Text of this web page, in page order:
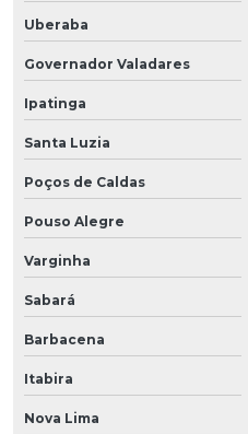
Uberaba
Governador Valadares
Ipatinga
Santa Luzia
Poços de Caldas
Pouso Alegre
Varginha
Sabará
Barbacena
Itabira
Nova Lima